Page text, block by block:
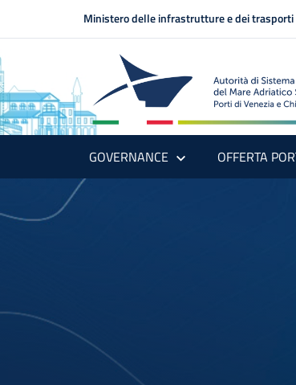
Ministero delle infrastrutture e dei trasporti
GOVERNANCE OFFERTA